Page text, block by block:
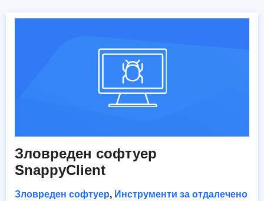
Зловреден софтуер
SnappyClient
Зловреден софтуер, Инструменти за отдалечено